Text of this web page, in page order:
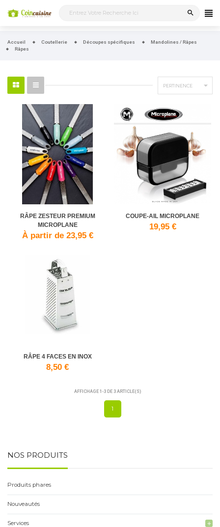
search
Accueil Coutellerie Découpes spécifiques
Mandolines / Râpes
Râpes
NOS PRODUITS
Produits phares
Nouveautés
Services add
PERTINENCE 
RÂPE ZESTEUR PREMIUM
MICROPLANE
À partir de 23,95 €
COUPE-AIL MICROPLANE
19,95 €
RÂPE 4 FACES EN INOX
8,50 €
AFFICHAGE 1-3 DE 3 ARTICLE(S)
1